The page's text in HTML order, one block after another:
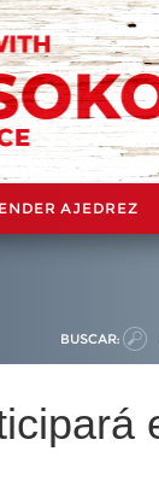
AJEDREZ
BUSCAR: